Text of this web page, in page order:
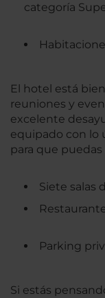
categoría
El hotel está
reuniones y
excelente
equipado con lo
para que
Siete salas
Parking
Si estás